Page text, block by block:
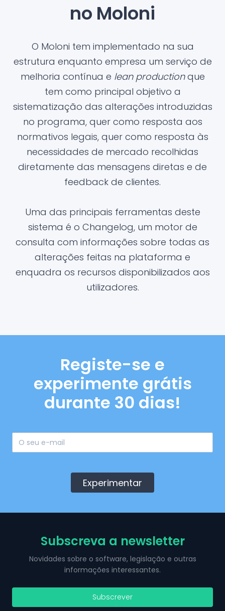
no Moloni
O Moloni tem implementado na sua
estrutura enquanto empresa um serviço de
melhoria contínua e lean productionque
tem como principal objetivo a
sistematização das alterações introduzidas
no programa, quer como resposta aos
normativos legais, quer como resposta às
necessidades de mercado recolhidas
diretamente das mensagens diretas e de
feedback de clientes.
Uma das principais ferramentas deste
sistema é o Changelog, um motor de
consulta com informações sobre todas as
alterações feitas na plataforma e
enquadra os recursos disponibilizados aos
utilizadores.
Registe-se e
experimente grátis
durante 30 dias!
Experimentar
Subscreva a newsletter
Novidades sobre o software, legislação e outras
informações interessantes.
Subscrever